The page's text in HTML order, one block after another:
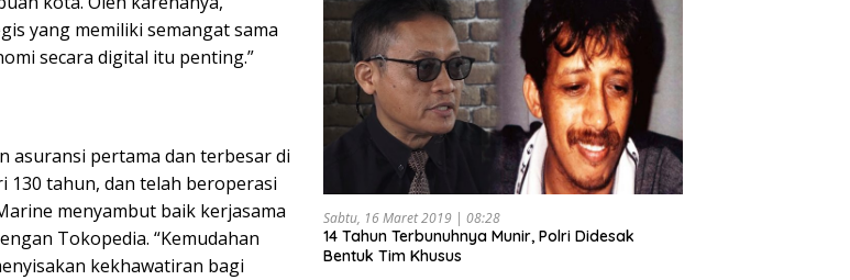
yang memiliki semangat sama
secara digital itu penting.”
asuransi pertama dan terbesar di
130 tahun, dan telah beroperasi
menyambut baik kerjasama
Tokopedia. “Kemudahan
kekhawatiran bagi
Sabtu, 16 Maret 2019 | 08:28
14 Tahun Terbunuhnya Munir, Polri Didesak
Bentuk Tim Khusus